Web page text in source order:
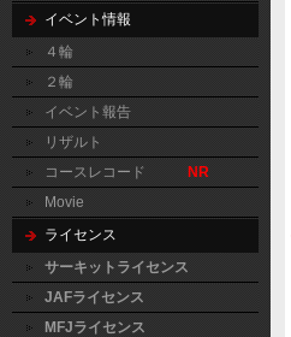
イベント情報
４輪
２輪
イベント報告
リザルト
コースレコード
NR
Movie
ライセンス
サーキットライセンス
JAFライセンス
MFJライセンス